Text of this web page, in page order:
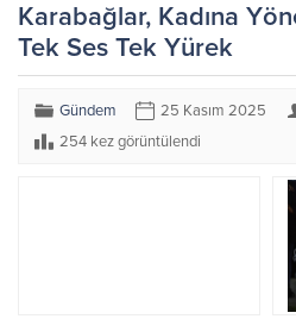
Karabağlar, Kadına
Tek Ses Tek Yürek
Gündem 25 Kasım 2025
254 kez görüntülendi